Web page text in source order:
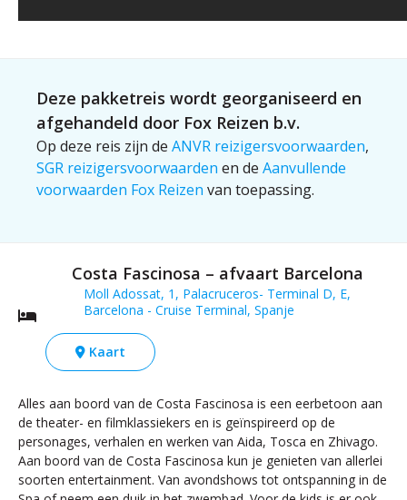
Deze pakketreis wordt georganiseerd en
afgehandeld door Fox Reizen b.v.
Op deze reis zijn de ANVR reizigersvoorwaarden,
SGR reizigersvoorwaarden en de Aanvullende
voorwaarden Fox Reizen van toepassing.
Costa Fascinosa – afvaart Barcelona
Moll Adossat, 1, Palacruceros- Terminal D, E,
Barcelona - Cruise Terminal, Spanje
Kaart
Alles aan boord van de Costa Fascinosa is een eerbetoon aan
de theater- en filmklassiekers en is geïnspireerd op de
personages, verhalen en werken van Aida, Tosca en Zhivago.
Aan boord van de Costa Fascinosa kun je genieten van allerlei
soorten entertainment. Van avondshows tot ontspanning in de